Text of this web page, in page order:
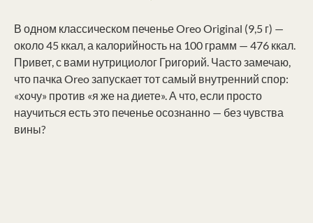
В одном классическом печенье Oreo Original (9,5 г) —
около 45 ккал, а калорийность на 100 грамм — 476 ккал.
Привет, с вами нутрициолог Григорий. Часто замечаю,
что пачка Oreo запускает тот самый внутренний спор:
«хочу» против «я же на диете». А что, если просто
научиться есть это печенье осознанно — без чувства
вины?